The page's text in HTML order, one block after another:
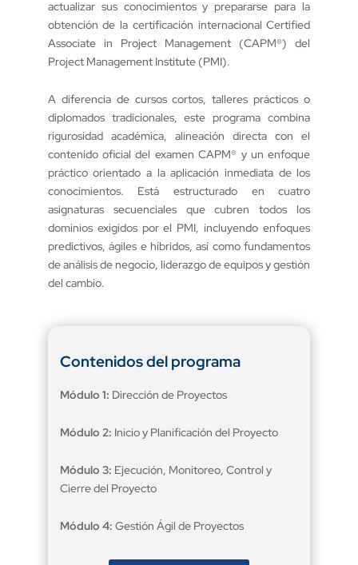
actualizar sus conocimientos y prepararse para la
obtención de la certificación internacional Certified
Associate in Project Management (CAPM®) del
Project Management Institute (PMI).
A diferencia de cursos cortos, talleres prácticos o
diplomados tradicionales, este programa combina
rigurosidad académica, alineación directa con el
contenido oficial del examen CAPM® y un enfoque
práctico orientado a la aplicación inmediata de los
conocimientos. Está estructurado en cuatro
asignaturas secuenciales que cubren todos los
dominios exigidos por el PMI, incluyendo enfoques
predictivos, ágiles e híbridos, así como fundamentos
de análisis de negocio, liderazgo de equipos y gestión
del cambio.
Contenidos del programa
Módulo 1: Dirección de Proyectos
Módulo 2: Inicio y Planificación del Proyecto
Módulo 3: Ejecución, Monitoreo, Control y
Cierre del Proyecto
Módulo 4: Gestión Ágil de Proyectos